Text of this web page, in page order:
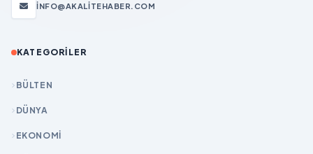
INFO@AKALITEHABER.COM
KATEGORILER
BÜLTEN
DÜNYA
EKONOMİ